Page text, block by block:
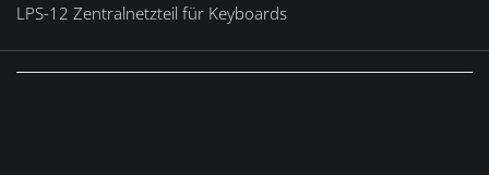
LPS-12 Zentralnetzteil für Keyboards